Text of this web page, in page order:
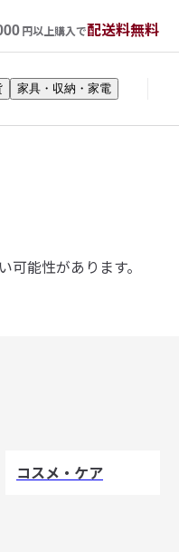
円以上購入で配送料無料
家具・収納・家電
能性があります。
コスメ・ケア